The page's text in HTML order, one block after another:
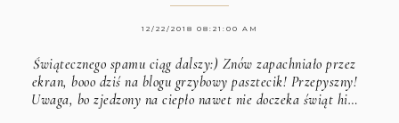
12/22/2018 08:21:00 AM
Świątecznego spamu ciąg dalszy:) Znów zapachniało przez
ekran, booo dziś na blogu grzybowy pasztecik! Przepyszny!
Uwaga, bo zjedzony na ciepło nawet nie doczeka świąt hi…